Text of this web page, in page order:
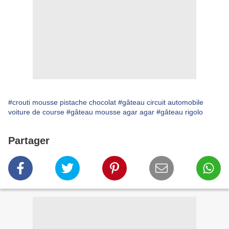
#crouti mousse pistache chocolat #gâteau circuit automobile
voiture de course #gâteau mousse agar agar #gâteau rigolo
Partager